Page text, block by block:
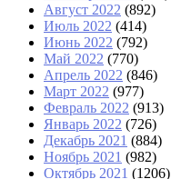
Август 2022 (892)
Июль 2022 (414)
Июнь 2022 (792)
Май 2022 (770)
Апрель 2022 (846)
Март 2022 (977)
Февраль 2022 (913)
Январь 2022 (726)
Декабрь 2021 (884)
Ноябрь 2021 (982)
Октябрь 2021 (1206)